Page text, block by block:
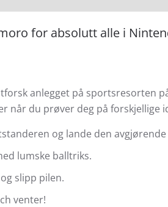
for absolutt alle i
anlegget på sportsresorten
når du prøver deg på forskjellige
og lande den
lumske balltriks.
slipp pilen.
venter!